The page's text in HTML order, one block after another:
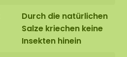
Durch die natürlichen
Salze kriechen keine
Insekten hinein